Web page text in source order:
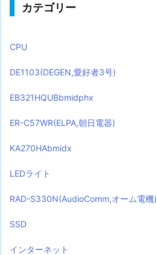
カテゴリー
CPU
DE1103(DEGEN,愛好者3号)
EB321HQUBbmidphx
ER-C57WR(ELPA,朝日電器)
KA270HAbmidx
LEDライト
RAD-S330N(AudioComm,オーム電機)
SSD
インターネット